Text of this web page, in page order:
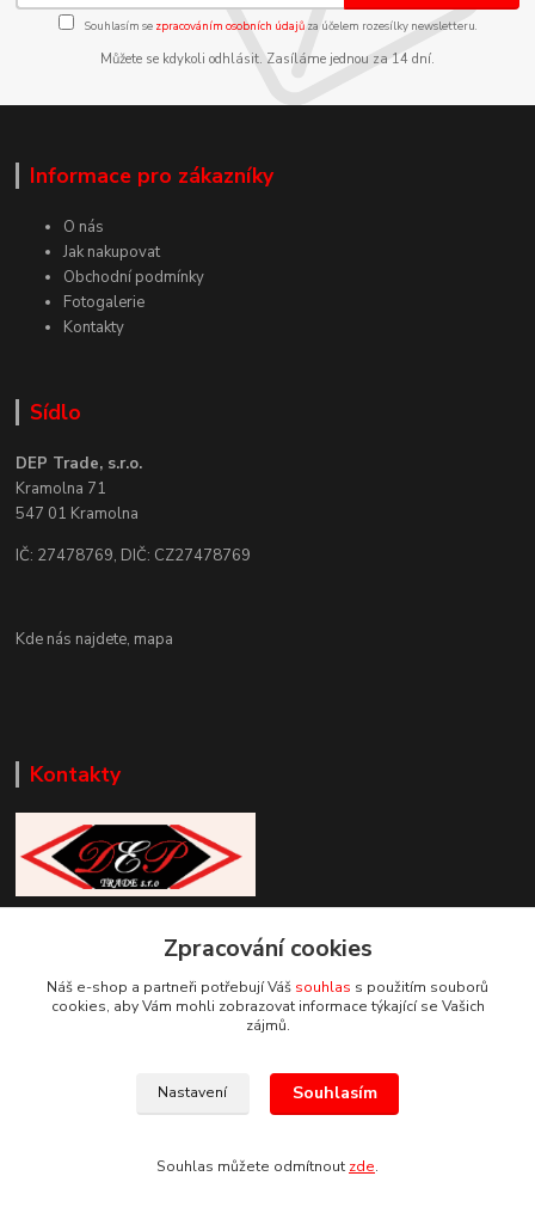
Souhlasím se zpracováním osobních údajůza účelem rozesílky newsletteru.
Můžete se kdykoli odhlásit. Zasíláme jednou za 14 dní.
Informace pro zákazníky
O nás
Jak nakupovat
Obchodní podmínky
Fotogalerie
Kontakty
Sídlo
DEP Trade, s.r.o.
Kramolna 71
547 01 Kramolna
IČ: 27478769, DIČ: CZ27478769
Kde nás najdete, mapa
Kontakty
+420 777 085 857
info@deptrade.cz
Zpracování cookies
Náš e-shop a partneři potřebují Váš souhlas s použitím souborů
cookies, aby Vám mohli zobrazovat informace týkající se Vašich
zájmů.
Nastavení Souhlasím
Souhlas můžete odmítnout zde.